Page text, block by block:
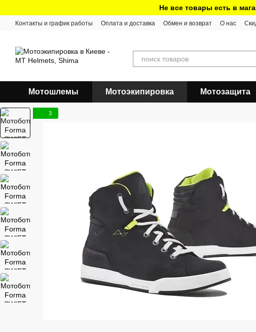
Не все товары есть в
Контакты и график работы Оплата и доставка Обмен и возврат О нас
Мотошлемы Мотоэкипировка Мотозащита
3